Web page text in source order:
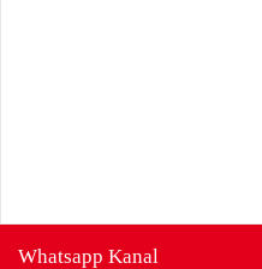
Whatsapp Kanal